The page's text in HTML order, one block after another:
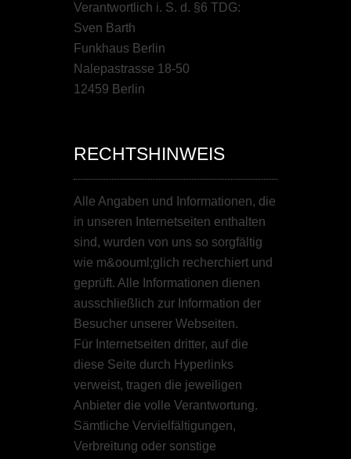
Verantwortlich i. S. d. §6 TDG:
Sven Barth
Funkhaus Berlin
Nalepastrasse 18-50
12459 Berlin
RECHTSHINWEIS
Alle Angaben und Informationen, die
in unseren Internetseiten enthalten
sind, wurden von uns so sorgfältig
wie m&oouml;glich recherchiert und
geprüft. Alle Informationen dienen
ausschließlich zur Information der
Besucher unserer Webseiten.
Für Internetseiten dritter, auf die
diese Seite durch Hyperlinks
verweist, tragen die jeweiligen
Anbieter die volle Verantwortung.
Sämtliche Vervielfältigungen,
Verbreitung oder sonstige